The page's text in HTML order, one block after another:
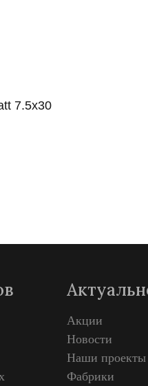
7.5x30
Акции
Новости
Наши проекты
Фабрики